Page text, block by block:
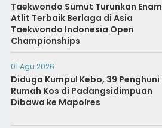
Taekwondo Sumut Turunkan Enam
Atlit Terbaik Berlaga di Asia
Taekwondo Indonesia Open
Championships
01 Agu 2026
Diduga Kumpul Kebo, 39 Penghuni
Rumah Kos di Padangsidimpuan
Dibawa ke Mapolres